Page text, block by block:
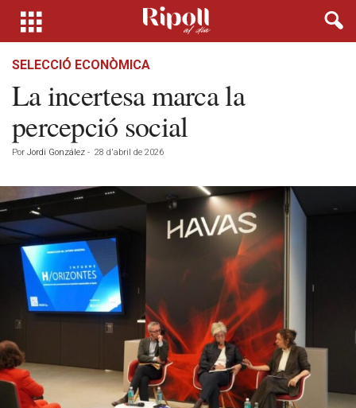
SELECCIÓ ECONÒMICA
La incertesa marca la
percepció social
Por Jordi González - 28 d'abril de 2026